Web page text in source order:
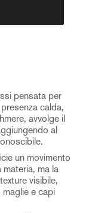
pensata per
calda,
avvolge il
al
un movimento
ma la
visibile,
e capi